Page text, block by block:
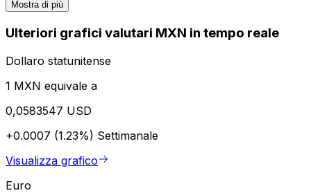
Mostra di più
Ulteriori grafici valutari MXN in tempo reale
Dollaro statunitense
1 MXN equivale a
0,0583547 USD
+0.0007 (1.23%) Settimanale
Visualizza grafico
Euro